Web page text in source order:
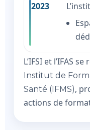
2023
L’IFSI et l’IFAS
Institut de
Santé (IFMS),
actions de